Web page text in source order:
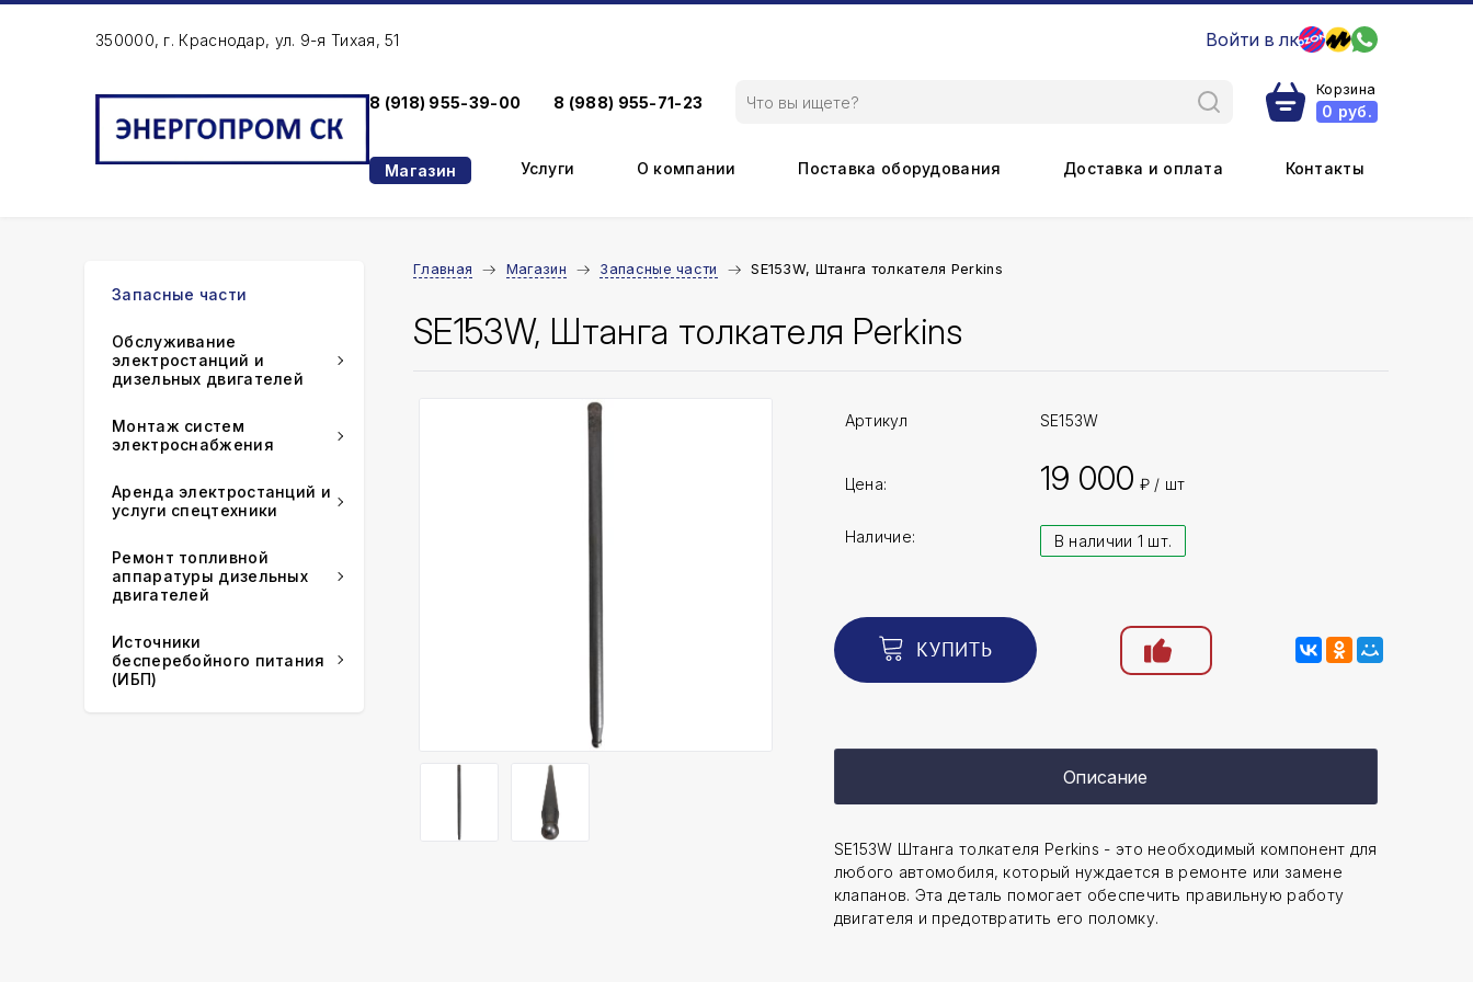
350000, г. Краснодар, ул. 9-я Тихая, 51 Войти в лк
8 (918) 955-39-00 8 (988) 955-71-23
Корзина
0 руб.
Магазин Услуги О компании Поставка оборудования Доставка и оплата Контакты
Запасные части
Обслуживание
электростанций и
дизельных двигателей
Монтаж систем
электроснабжения
Аренда электростанций и
услуги спецтехники
Ремонт топливной
аппаратуры дизельных
двигателей
Источники
бесперебойного питания
(ИБП)
Главная Магазин Запасные части SE153W, Штанга толкателя Perkins
SE153W, Штанга толкателя Perkins
Артикул SE153W
Цена: 19 000 ₽ / шт
Наличие: В наличии 1 шт.
КУПИТЬ
Описание
SE153W Штанга толкателя Perkins - это необходимый компонент для
любого автомобиля, который нуждается в ремонте или замене
клапанов. Эта деталь помогает обеспечить правильную работу
двигателя и предотвратить его поломку.